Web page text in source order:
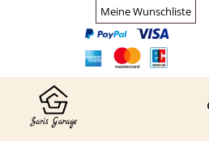
Meine Wunschliste